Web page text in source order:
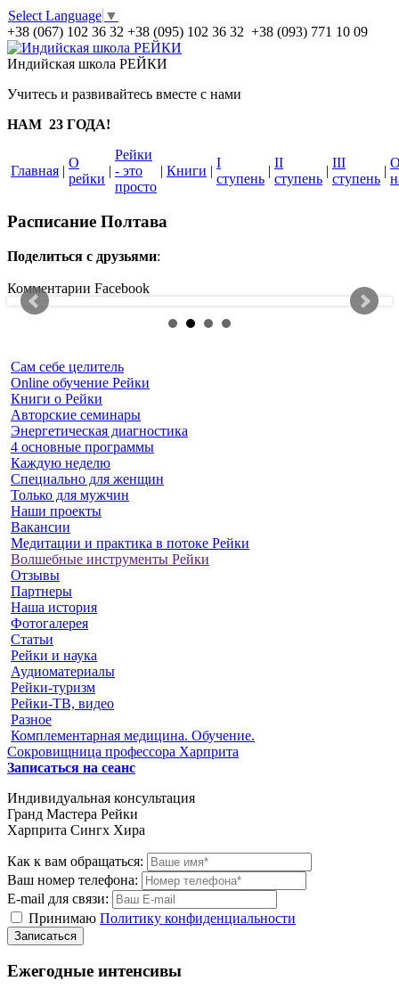
Select Language ▼
+38 (067) 102 36 32 +38 (095) 102 36 32 +38 (093) 771 10 09
Индийская школа РЕЙКИ
Учитесь и развивайтесь вместе с нами
НАМ 23 ГОДА!
Главная |
О
рейки
|
Рейки
- это
просто
| Книги |
I
ступень
|
II
ступень
|
III
ступень
|
Расписание Полтава
Поделиться с друзьями:
Комментарии Facebook
Сам себе целитель
Online обучение Рейки
Книги о Рейки
Авторские семинары
Энергетическая диагностика
4 основные программы
Каждую неделю
Специально для женщин
Только для мужчин
Наши проекты
Вакансии
Медитации и практика в потоке Рейки
Волшебные инструменты Рейки
Отзывы
Партнеры
Наша история
Фотогалерея
Статьи
Рейки и наука
Аудиоматериалы
Рейки-туризм
Рейки-ТВ, видео
Разное
Комплементарная медицина. Обучение.
Сокровищница профессора Харприта
Записаться на сеанс
Индивидуальная консультация
Гранд Мастера Рейки
Харприта Сингх Хира
Как к вам обращаться:
Ваш номер телефона:
E-mail для связи:
Принимаю Политику конфиденциальности
Ежегодные интенсивы